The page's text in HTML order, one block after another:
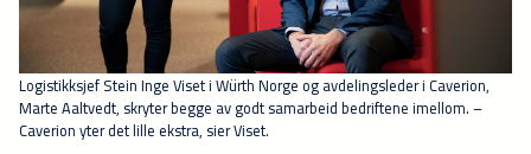
Logistikksjef Stein Inge Viset i Würth Norge og avdelingsleder i Caverion,
Marte Aaltvedt, skryter begge av godt samarbeid bedriftene imellom. –
Caverion yter det lille ekstra, sier Viset.